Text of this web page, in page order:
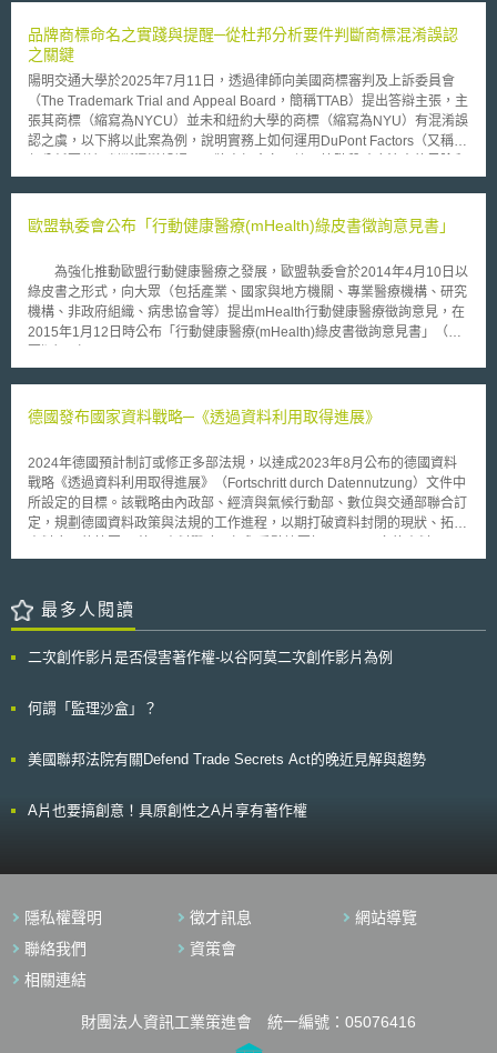
20日通過第626號法案（Senate Bill 626）[1]，修正《個資事故通報法》
（Security Breach Notification Act）[2]，其目的係為補充現行治理規範之
不足，修正重點涵蓋：擴充法定用詞之定義，針對「個人資料」（Personal
Information）與「適當防護措施」（Reasonable Safeguards）等條文予以
補充與增列；強化個資事故（Breach of the security of a system）之通報機
制與設立豁免條款，並釐清與其他法規間之適用關係；以及修訂違法情事之
民事裁罰。此外，本次修法亦明定，若機構或個人已採取適當防護措施，得
於自該日起所發現、判定或通報之個資事故，相關單位應即早進行法遵準
要說明如下： 一、擴充法定用詞之定義 （一）個人資料 於現行法規對個人
時，可用以登入特定個人金融帳戶之專屬電子識別碼（Electronic
Identifier）或路由代碼（Routing Code）； 2.用以辨識特定自然人之獨特
生物特徵資料，例如指紋、視網膜或虹膜影像，或其他具體實體或數位形式
之生物辨識資料。 （二）適當防護措施 適當防護措施係指，為確保個人資
料安全而考量組織或機構之規模、產業別、以及保有之個資類別與數量所制
定之政策及作業實務。此概念包括但不限於：進行風險評估、建立技術面及
等。 二、強化事故通報機制與設立豁免條款 本法要求於發現系統個資事故
數、預估之財務損失、所採行之適當防護措施等必要內容。惟若事故影響人
數低於500名州民，或事故發生於徵信機構且影響人數未達1,000人，則可
免除向檢察總長通報之義務。 此外，本法明確規範，若特定機構已依據其
他法律，如《奧克拉荷馬州醫療資安保護法》（Oklahoma Hospital
鍰之裁量將審酌事故規模、事故發生後組織之因應作為及是否履行事故通報
義務等因素而定，以確保裁量之比例原則。裁量情形說明如下： 1.若機構已
採行適當防護措施且依法進行事故通報者，得免除民事責任； 2.若未採取適
最高處以150,000美元罰鍰。 參、事件評析 本次修法可見奧克拉荷馬州就
之定義並明定適當防護措施之內容，俾利降低企業法遵成本及法律適用之不
確定性；強化事故通報機制並設置合理豁免條款，以確保資訊透明度；於罰
因素，以符合比例原則。 有鑑於本法修正後所課予之法定義務，建議企業
Information for SB 626, OKLAHOMA STATE LEGISLATURE,
http://www.oklegislature.gov/BillInfo.aspx?Bill=sb626&Session=2500 (last
visited June 1, 2025). [2] BILL NO. 626, OKLAHOMA STATE
LEGISLATURE, https://www.oklegislature.gov/cf_pdf/2025-
26%20ENR/SB/SB626%20ENR.PDF (last visited June 2, 2025).
品牌商標命名之實踐與提醒─從杜邦分析要件判斷商標混淆誤認
之關鍵
陽明交通大學於2025年7月11日，透過律師向美國商標審判及上訴委員會
（The Trademark Trial and Appeal Board，簡稱TTAB）提出答辯主張，主
張其商標（縮寫為NYCU）並未和紐約大學的商標（縮寫為NYU）有混淆誤
認之虞，以下將以此案為例，說明實務上如何運用DuPont Factors（又稱杜
實務上可行的因應措施。 杜邦分析要件係源於1973年的E.I. DuPont de
標混淆誤認的情形，是美國審查實務，或者相關商標爭議判斷，最常引用的
包括：NYU與NYCU字母、意義等整體印象不同(第1項)；NYU提供美國正
式教育學位課程，而NYCU僅限於台灣課程，未提供美國正式學位，雙方提
供不同之教育服務(第2項)；NYCU僅有限參與國際會議並未於美國招生，通
路未重疊，且消費族群均為高知識與謹慎決策者(第3~4項)；無任何實際混
淆的證據(第7項)；NYCU長期使用該縮寫於國內外學術交流與排名中，未發
用與排他性權利，無混淆意圖亦未仿冒(第11項)；雙方市場截然不同，混淆
限，牽涉公共利益、學術發展與合理使用(第13項)等。 品牌企業或學研法人
可忽視商標之混淆誤認風險，將可能被迫改名、下架商品或服務調整行銷素
材、重啟品牌命名流程等，耗費人力、時間或經費。因此，務必完善品牌商
標管理機制，確保能掌握混淆誤認之判斷原則、階段性評估檢核，以降低品
牌撞名或近似他人註冊商標之情形，進而鞏固品牌價值。 本文為資策會科
法所創智中心完成之著作，非經同意或授權，不得為轉載、公開播送、公開
傳輸、改作或重製等利用行為。 本文同步刊登於TIPS網站
歐盟執委會公布「行動健康醫療(mHealth)綠皮書徵詢意見書」
為強化推動歐盟行動健康醫療之發展，歐盟執委會於2014年4月10日以
綠皮書之形式，向大眾（包括產業、國家與地方機關、專業醫療機構、研究
機構、非政府組織、病患協會等）提出mHealth行動健康醫療徵詢意見，在
2015年1月12日時公布「行動健康醫療(mHealth)綠皮書徵詢意見書」（摘
on mobile health）。 此份徵詢意見書有十個主題，包含：資料保護、
取、互操作性（interoperability）、給付模式（reimbursement models）責
人認為資料保護是最重要的，特別是建立用戶信任的保護隱私與安全之工具
（例如資料加密（data encryption）與認證機制（authentication
mechanisms）），並且認為強化資料保護法制。 再者，有將近一半的
被徵詢人要求透過認證方案或資格標籤等方法做更進一步的病人保護與資料
透明。第三，行動醫療主要是透過網路進行，然而有網路業者表示，因為目
提出應確保行動醫療與電子健康病歷（Electronic Health Records ,
EHRs）之互操作性，以便於照護延續性與用於研究目的上。 經過此次
徵詢，歐盟執委會對於推動行動健康醫療發展，規劃將在2015年間將會與
德國發布國家資料戰略─《透過資料利用取得進展》
2024年德國預計制訂或修正多部法規，以達成2023年8月公布的德國資料
戰略《透過資料利用取得進展》（Fortschritt durch Datennutzung）文件中
所設定的目標。該戰略由內政部、經濟與氣候行動部、數位與交通部聯合訂
定，規劃德國資料政策與法規的工作進程，以期打破資料封閉的現狀、拓展
公部門資料：藉由統整跨部門的資料增加資料的可近用性，並透過新訂法規
通資料的品質和使用規則、《聯邦透明度法》
（Bundestransparenzgesetz）作為取得政府資料的法源依據、《研究資料
料二次利用起草的《健康資料利用法》。 (2)私部門資料：德國政府將訂定
平競爭相關法規來協助企業間的資料合作。另將新訂《員工資料保護法》
與遵循，確保資料的品質、互操作性，以及標準化的資料描述。相關工作包
範，並將依歐盟準則評估是否訂定不法重新識別之刑責；另外預計建立文
層面，顯示資料的重要性逐漸成為德國重大的課題，亦是我國在建立資料治
理時如何確保資料品質、交換義務與使用規則的參考方向。
最多人閱讀
二次創作影片是否侵害著作權-以谷阿莫二次創作影片為例
何謂「監理沙盒」？
美國聯邦法院有關Defend Trade Secrets Act的晚近見解與趨勢
A片也要搞創意！具原創性之A片享有著作權
隱私權聲明 徵才訊息
網站導覽
聯絡我們
資策會
相關連結
財團法人資訊工業策進會 統一編號：05076416